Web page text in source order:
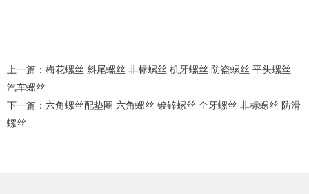
上一篇： 梅花螺丝 斜尾螺丝 非标螺丝 机牙螺丝 防盗螺丝 平头螺丝
汽车螺丝
下一篇： 六角螺丝配垫圈 六角螺丝 镀锌螺丝 全牙螺丝 非标螺丝 防滑
螺丝